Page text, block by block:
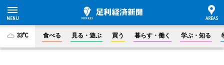
33°C 食べる 見る・遊ぶ 買う 暮らす・働く 学ぶ・知る